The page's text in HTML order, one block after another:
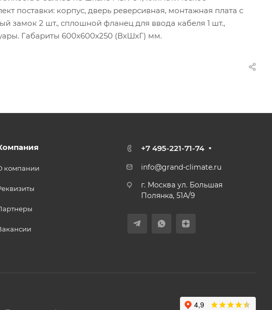
поставки: корпус, дверь реверсивная, монтажная плата с
замок 2 шт., сплошной фланец для ввода кабеля 1 шт.,
Габариты 600x600x250 (ВхШхГ) мм.
компании
+7 495-221-71-74
info@grand-climate.ru
г. Москва ул. Большая
Полянка, 51А/9